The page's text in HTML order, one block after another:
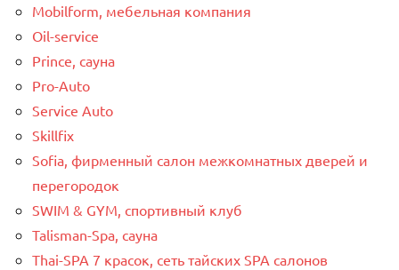
Mobilform, мебельная компания
Oil-service
Prince, сауна
Pro-Auto
Service Auto
Skillfix
Sofia, фирменный салон межкомнатных дверей и
перегородок
SWIM & GYM, спортивный клуб
Talisman-Spa, сауна
Thai-SPA 7 красок, сеть тайских SPA салонов